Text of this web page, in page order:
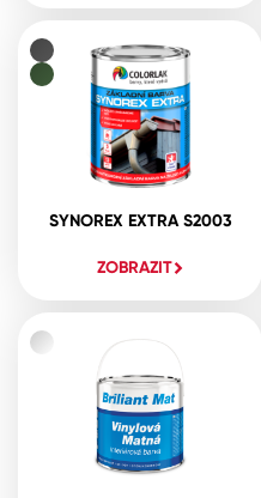
SYNOREX EXTRA S2003
ZOBRAZIT